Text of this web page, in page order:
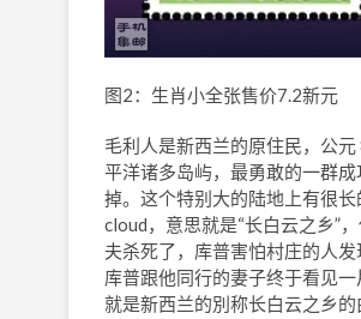
图2：生肖小全张售价7.2新元
毛利人是新西兰的原住民，公
平洋诸多岛屿，最勇敢的一群
掉。这个特别大的陆地上有很
cloud，意思就是“长白云之乡”
夫杀死了，库普害怕村庄的人
库普跟他同行的妻子终于看见
就是新西兰的別称长白云之乡的